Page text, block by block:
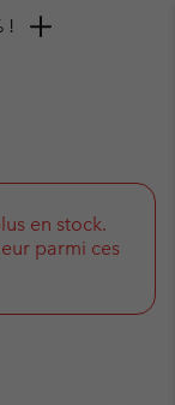
en stock.
parmi ces